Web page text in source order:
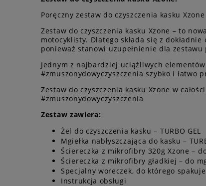
Poręczny zestaw do czyszczenia kasku
Zestaw do czyszczenia kasku Xzone – to
motocyklisty. Dlatego składa się z
ponieważ stanowi uzupełnienie dla
Jednym z najbardziej uciążliwych
#zmuszonydowyczyszczenia szybko i łatwo
Zestaw do czyszczenia kasku Xzone w
#zmuszonydowyczyszczenia
Zestaw zawiera:
Żel do czyszczenia kasku – TURBO GEL
Mgiełka nabłyszczająca do kasku –
Ściereczka z mikrofibry 320g Xzone –
Ściereczka z mikrofibry gładkiej – do
Specjalny woreczek, do którego
Instrukcja obsługi